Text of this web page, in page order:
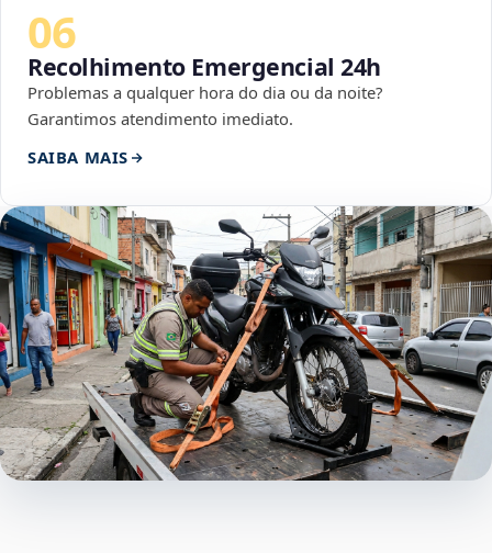
06
Recolhimento Emergencial 24h
Problemas a qualquer hora do dia ou da noite?
Garantimos atendimento imediato.
SAIBA MAIS